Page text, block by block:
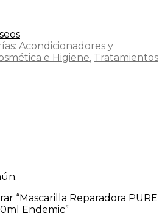
Acondicionadores y
e Higiene, Tratamientos
“Mascarilla Reparadora PURE
Endemic”